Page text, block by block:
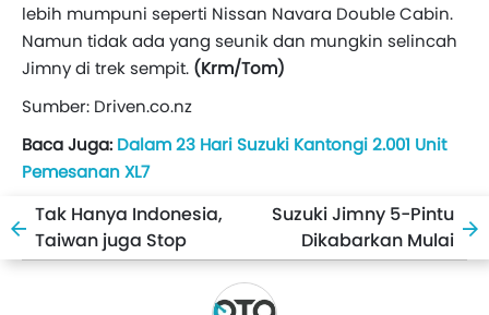
lebih mumpuni seperti Nissan Navara Double Cabin.
Namun tidak ada yang seunik dan mungkin selincah
Jimny di trek sempit. (Krm/Tom)
Sumber: Driven.co.nz
Baca Juga: Dalam 23 Hari Suzuki Kantongi 2.001 Unit
Pemesanan XL7
Tak Hanya Indonesia,
Taiwan juga Stop
Inden Suzuki Jimny
Suzuki Jimny 5-Pintu
Dikabarkan Mulai
Produksi Akhir 2020